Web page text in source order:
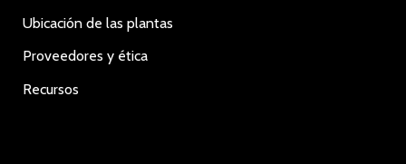
Ubicación de las plantas
Proveedores y ética
Recursos